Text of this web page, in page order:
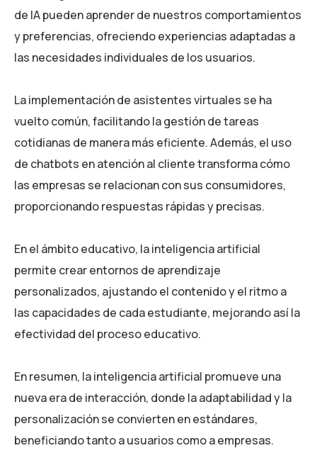
de IA pueden aprender de nuestros comportamientos
y preferencias, ofreciendo experiencias adaptadas a
las necesidades individuales de los usuarios.
La implementación de asistentes virtuales se ha
vuelto común, facilitando la gestión de tareas
cotidianas de manera más eficiente. Además, el uso
de chatbots en atención al cliente transforma cómo
las empresas se relacionan con sus consumidores,
proporcionando respuestas rápidas y precisas.
En el ámbito educativo, la inteligencia artificial
permite crear entornos de aprendizaje
personalizados, ajustando el contenido y el ritmo a
las capacidades de cada estudiante, mejorando así la
efectividad del proceso educativo.
En resumen, la inteligencia artificial promueve una
nueva era de interacción, donde la adaptabilidad y la
personalización se convierten en estándares,
beneficiando tanto a usuarios como a empresas.